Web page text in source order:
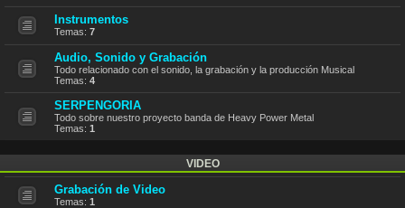
Instrumentos
Temas: 7
Audio, Sonido y Grabación
Todo relacionado con el sonido, la grabación y la producción Musical
Temas: 4
SERPENGORIA
Todo sobre nuestro proyecto banda de Heavy Power Metal
Temas: 1
VIDEO
Grabación de Video
Temas: 1